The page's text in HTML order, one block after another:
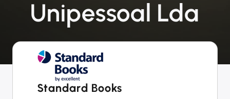
Unipessoal Lda
Standard Books